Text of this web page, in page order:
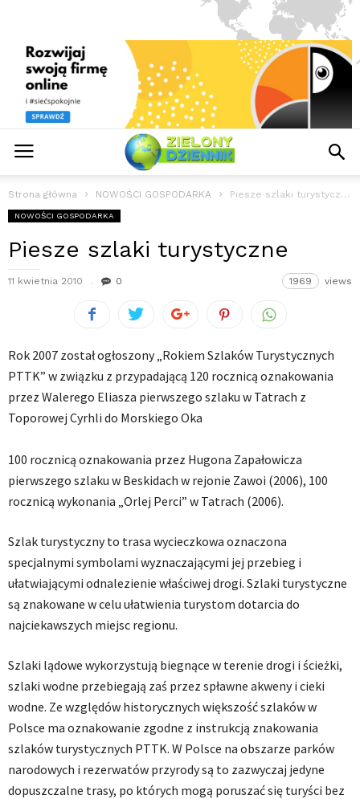
Strona główna NOWOŚCI GOSPODARKA Piesze szlaki turystyczne
NOWOŚCI GOSPODARKA
Piesze szlaki turystyczne
11 kwietnia 2010 0 1969 views
Rok 2007 został ogłoszony „Rokiem Szlaków Turystycznych
PTTK” w związku z przypadającą 120 rocznicą oznakowania
przez Walerego Eliasza pierwszego szlaku w Tatrach z
Toporowej Cyrhli do Morskiego Oka
100 rocznicą oznakowania przez Hugona Zapałowicza
pierwszego szlaku w Beskidach w rejonie Zawoi (2006), 100
rocznicą wykonania „Orlej Perci” w Tatrach (2006).
Szlak turystyczny to trasa wycieczkowa oznaczona
specjalnymi symbolami wyznaczającymi jej przebieg i
ułatwiającymi odnalezienie właściwej drogi. Szlaki turystyczne
są znakowane w celu ułatwienia turystom dotarcia do
najciekawszych miejsc regionu.
Szlaki lądowe wykorzystują biegnące w terenie drogi i ścieżki,
szlaki wodne przebiegają zaś przez spławne akweny i cieki
wodne. Ze względów historycznych większość szlaków w
Polsce ma oznakowanie zgodne z instrukcją znakowania
szlaków turystycznych PTTK. W Polsce na obszarze parków
narodowych i rezerwatów przyrody są to zazwyczaj jedyne
dopuszczalne trasy, po których mogą poruszać się turyści bez